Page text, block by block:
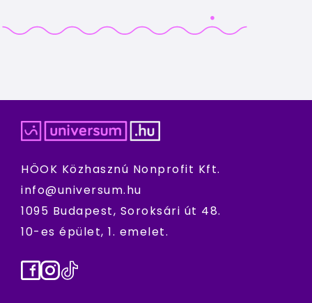
HÖOK Közhasznú Nonprofit Kft.
info@universum.hu
1095 Budapest, Soroksári út 48.
10-es épület, 1. emelet.
Facebook
Instagram
TikTok